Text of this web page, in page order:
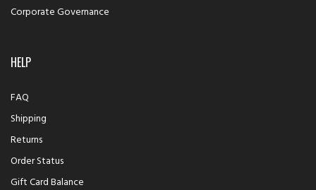
Corporate Governance
HELP
FAQ
Shipping
Returns
Order Status
Gift Card Balance